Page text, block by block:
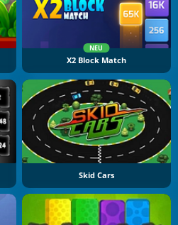
NEU
X2 Block Match
Skid Cars